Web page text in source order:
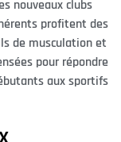
nouveaux clubs
profitent des
de musculation et
pour répondre
aux sportifs